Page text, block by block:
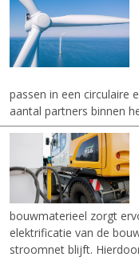
passen in een circulaire
aantal partners binnen
bouwmaterieel zorgt
elektrificatie van de
stroomnet blijft.